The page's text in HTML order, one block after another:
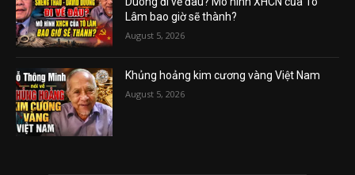
Lâm bao giờ sẽ thành?
August 5, 2026
Khủng hoảng kim cương vàng Việt Nam
August 5, 2026